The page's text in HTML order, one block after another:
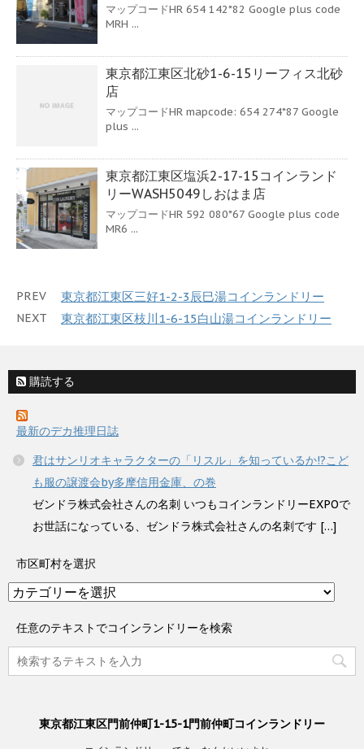
マップコードHR 654 142*82 Google plus code
MRH ...
東京都江東区北砂1-6-15リーフィス北砂
店
マップコードHR mapcode: 654 274*87 Google
plus ...
東京都江東区塩浜2-17-15コインランド
リーWASH5049しおはま店
マップコードHR 592 080*67 Google plus code
MR6 ...
PREV 東京都江東区三好1-2-3辰巳湯コインランドリー
NEXT 東京都江東区枝川1-6-15白山湯コインランドリー
購読する
最新のデカ推理日誌
君はサンリオキャラクターの「リスル」を知っているか!?こど
も服の譲渡会by多摩信用金庫、の巻
ゼンドラ株式会社さんの名刺 いつもコインランドリーEXPOで
お世話になっている、ゼンドラ株式会社さんの名刺です […]
市区町村を選択
市
町
村
を
選
任意のテキストでコインランドリーを検索
東京都江東区門前仲町1-15-1門前仲町コインランドリー